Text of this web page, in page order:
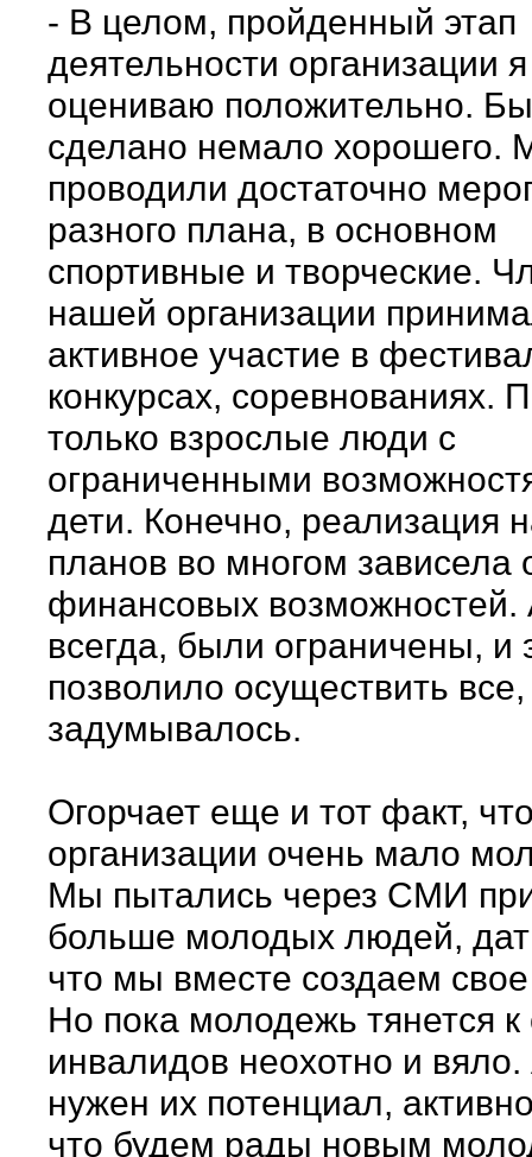
- В целом, пройденный этап
деятельности организации я
оцениваю положительно.
сделано немало хорошего.
проводили достаточно
разного плана, в основном
спортивные и творческие.
нашей организации
активное участие в
конкурсах, соревнованиях.
только взрослые люди с
ограниченными
дети. Конечно, реализация
планов во многом зависела
финансовых возможностей.
всегда, были ограничены, и
позволило осуществить все,
задумывалось.
Огорчает еще и тот факт,
организации очень мало
Мы пытались через СМИ
больше молодых людей,
что мы вместе создаем
Но пока молодежь тянется
инвалидов неохотно и
нужен их потенциал,
что будем рады новым